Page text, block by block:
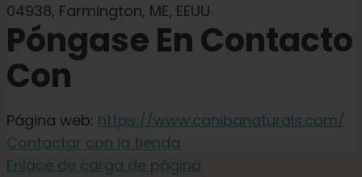
04938, Farmington, ME, EEUU
Póngase En Contacto
Con
Página web: https://www.canibanaturals.com/
Contactar con la tienda
Enlace de carga de página